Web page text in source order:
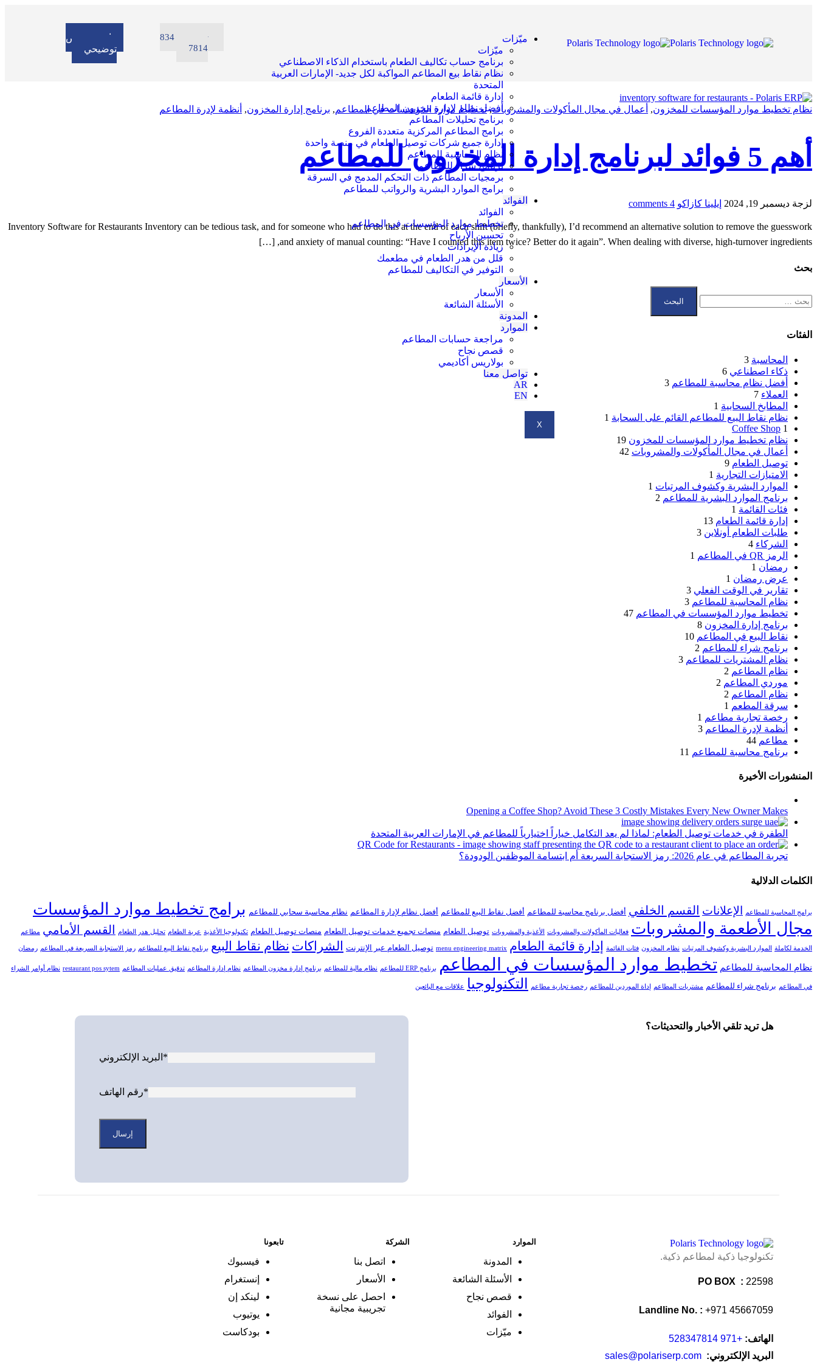
ميّزات
ميّزات
برنامج حساب تكاليف الطعام باستخدام الذكاء الاصطناعي
نظام نقاط بيع المطاعم المواكبة لكل جديد- الإمارات العربية
المتحدة
إدارة قائمة الطعام
أفضل نظام لإدارة مخزون المطاعم
برنامج تحليلات المطاعم
برامج المطاعم المركزية متعددة الفروع
إدارة جميع شركات توصيل الطعام في منصة واحدة
نظام المحاسبة للمطاعم
برنامج شراء للمطاعم
برمجيات المطاعم ذات التحكم المدمج في السرقة
برامج الموارد البشرية والرواتب للمطاعم
الفوائد
الفوائد
تخطيط موارد المؤسسات في المطاعم
تحسين الأرباح
زيادة الإيرادات
قلل من هدر الطعام في مطعمك
التوفير في التكاليف للمطاعم
الأسعار
الأسعار
الأسئلة الشائعة
المدونة
الموارد
مراجعة حسابات المطاعم
قصص نجاح
بولاريس أكاديمي
تواصل معنا
AR
EN
X
+971 52 834
7814
احجز عرض
توضيحي
نظام تخطيط موارد المؤسسات للمخزون, أعمال في مجال المأكولات والمشروبات,تخطيط موارد المؤسسات في المطاعم, برنامج إدارة المخزون, أنظمة لإدرة المطاعم
أهم 5 فوائد لبرنامج إدارة المخزون للمطاعم
لزجة ديسمبر 19, 2024 إيلينا كازاكو 4 comments
Inventory Software for Restaurants Inventory can be tedious task, and for someone who had to do this at the end of each shift (briefly, thankfully), I’d recommend an alternative solution to remove the guesswork
and anxiety of manual counting: “Have I counted this item twice? Better do it again”. When dealing with diverse, high-turnover ingredients, […]
بحث
الفئات
المحاسبة 3
ذكاء اصطناعي 6
أفضل نظام محاسبة للمطاعم 3
العملاء 7
المطابخ السحابية 1
نظام نقاط البيع للمطاعم القائم على السحابة 1
Coffee Shop 1
نظام تخطيط موارد المؤسسات للمخزون 19
أعمال في مجال المأكولات والمشروبات 42
توصيل الطعام 9
الامتيازات التجارية 1
الموارد البشرية وكشوف المرتبات 1
برنامج الموارد البشرية للمطاعم 2
فئات القائمة 1
إدارة قائمة الطعام 13
طلبات الطعام أونلاين 3
الشركاء 4
الرمز QR في المطاعم
1
رمضان 1
عرض رمضان 1
تقارير في الوقت الفعلي 3
نظام المحاسبة للمطاعم 3
تخطيط موارد المؤسسات في المطاعم 47
برنامج إدارة المخزون 8
نقاط البيع في المطاعم 10
برنامج شراء للمطاعم 2
نظام المشتريات للمطاعم 3
نظام المطاعم 2
موردي المطاعم 2
نظام المطاعم 2
سرقة المطعم 1
رخصة تجارية مطاعم 1
أنظمة لإدرة المطاعم 3
مطاعم 44
برنامج محاسبة للمطاعم 11
المنشورات الأخيرة
Opening a Coffee Shop? Avoid These 3 Costly Mistakes Every New Owner Makes
الطفرة في خدمات توصيل الطعام: لماذا لم يعد التكامل خياراً اختيارياً للمطاعم في الإمارات العربية المتحدة
تجربة المطاعم في عام 2026: رمز الاستجابة السريعة أم ابتسامة الموظفين الودودة؟
الكلمات الدلالية
برامج المحاسبة للمطاعم الإعلانات القسم الخلفي أفضل برنامج محاسبة للمطاعم أفضل نقاط البيع للمطاعم أفضل نظام لإدارة المطاعم نظام محاسبة سحابي للمطاعم برامج تخطيط موارد المؤسسات
مجال الأطعمة والمشروبات فعاليات المأكولات والمشروبات الأغذية والمشروبات توصيل الطعام منصات تجميع خدمات توصيل الطعام منصات توصيل الطعام تكنولوجيا الأغذية عربة الطعام تحليل هدر الطعام القسم الأمامي مطاعم
الخدمة لكاملة الموارد البشرية وكشوف المرتبات نظام المخزون فئات القائمة إدارة قائمة الطعام menu engineering matrix توصيل الطعام عبر الإنترنت الشراكات نظام نقاط البيع برنامج نقاط البيع للمطاعم رمز الاستجابة السريعة في المطاعم رمضان
نظام المحاسبة للمطاعم تخطيط موارد المؤسسات في المطاعم برنامج ERP للمطاعم نظام مالية للمطاعم برنامج إدارة مخزون المطاعم نظام إدارة المطاعم تدقيق عمليات المطاعم restaurant pos sytem نظام أوامر الشراء
في المطاعم برنامج شراء للمطاعم مشتريات المطاعم إداة الموردين للمطاعم رخصة تجارية مطاعم التكنولوجيا علاقات مع البائعين
هل تريد تلقي الأخبار والتحديثات؟
البريد الإلكتروني*
رقم الهاتف*
تكنولوجيا ذكية لمطاعم ذكية.
PO BOX : 22598
Landline No. : +971 45667059
الهاتف: +971 528347814
البريد الإلكتروني:
الموارد
المدونة
الأسئلة الشائعة
قصص نجاح
الفوائد
ميّزات
الشركة
اتصل بنا
الأسعار
احصل على نسخة
تجريبية مجانية
تابعونا
فيسبوك
إنستغرام
لينكد إن
يوتيوب
بودكاست